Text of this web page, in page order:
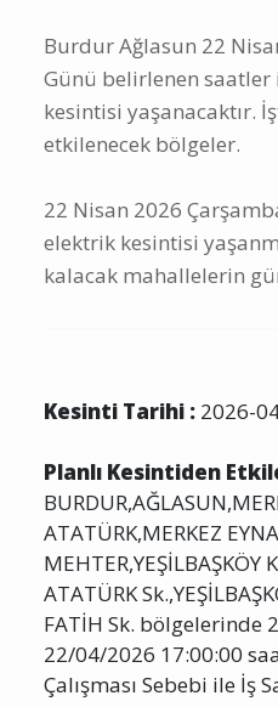
Burdur Ağlasun 22
Günü belirlenen
kesintisi yaşanacaktır.
etkilenecek bölgeler.
22 Nisan 2026
elektrik kesintisi
kalacak mahallelerin
Kesinti Tarihi : 2026-
Planlı Kesintiden
ATATÜRK,MERKEZ
MEHTER,YEŞİLBAŞKÖY
ATATÜRK
FATİH Sk. bölgelerinde
22/04/2026 17:00:00
Çalışması Sebebi ile İş